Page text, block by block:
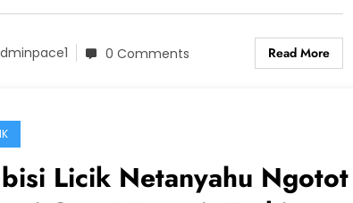
0 Comments Read More
Licik Netanyahu Ngotot